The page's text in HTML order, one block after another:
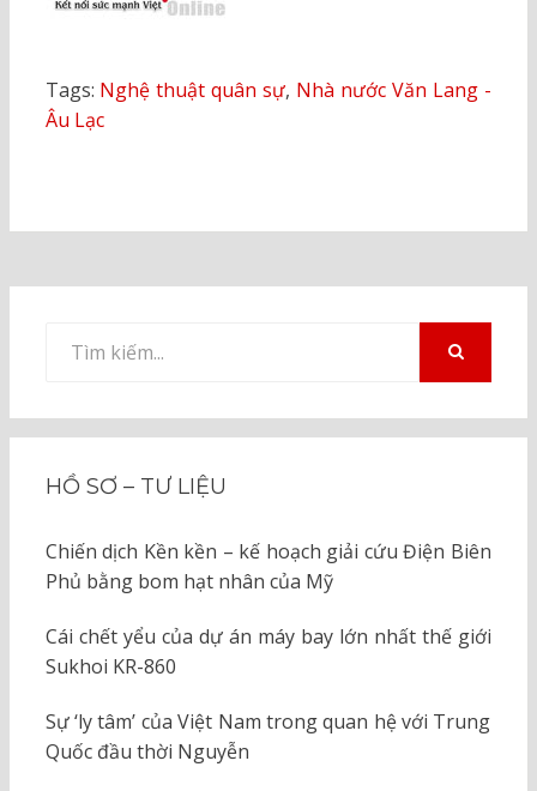
Tags: Nghệ thuật quân sự, Nhà nước Văn Lang -
Âu Lạc
kiếm
HỒ SƠ – TƯ LIỆU
Chiến dịch Kền kền – kế hoạch giải cứu Điện Biên
Phủ bằng bom hạt nhân của Mỹ
Cái chết yểu của dự án máy bay lớn nhất thế giới
Sukhoi KR-860
Sự ‘ly tâm’ của Việt Nam trong quan hệ với Trung
Quốc đầu thời Nguyễn